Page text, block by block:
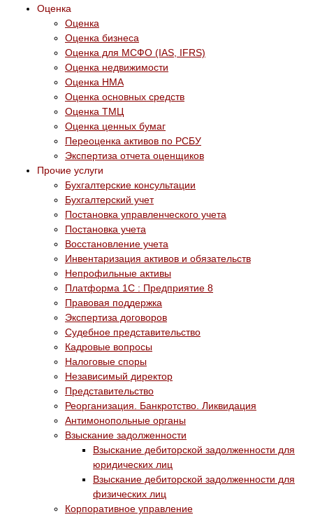
Оценка
Оценка
Оценка бизнеса
Оценка для МСФО (IAS, IFRS)
Оценка недвижимости
Оценка НМА
Оценка основных средств
Оценка ТМЦ
Оценка ценных бумаг
Переоценка активов по РСБУ
Экспертиза отчета оценщиков
Прочие услуги
Бухгалтерские консультации
Бухгалтерский учет
Постановка управленческого учета
Постановка учета
Восстановление учета
Инвентаризация активов и обязательств
Непрофильные активы
Платформа 1С : Предприятие 8
Правовая поддержка
Экспертиза договоров
Судебное представительство
Кадровые вопросы
Налоговые споры
Независимый директор
Представительство
Реорганизация. Банкротство. Ликвидация
Антимонопольные органы
Взыскание задолженности
Взыскание дебиторской задолженности для
юридических лиц
Взыскание дебиторской задолженности для
физических лиц
Корпоративное управление